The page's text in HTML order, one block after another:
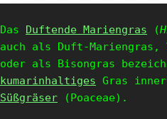
Das Duftende Mariengras (
auch als Duft-Mariengras,
oder als Bisongras
kumarinhaltiges Gras
Süßgräser (Poaceae).